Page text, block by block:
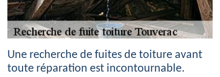
Une recherche de fuites de toiture avant
toute réparation est incontournable.